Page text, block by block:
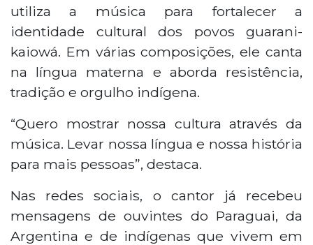
utiliza a música para fortalecer a
identidade cultural dos povos guarani-
kaiowá. Em várias composições, ele canta
na língua materna e aborda resistência,
tradição e orgulho indígena.
“Quero mostrar nossa cultura através da
música. Levar nossa língua e nossa história
para mais pessoas”, destaca.
Nas redes sociais, o cantor já recebeu
mensagens de ouvintes do Paraguai, da
Argentina e de indígenas que vivem em